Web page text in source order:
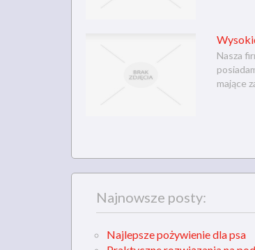
Nasza
mające
Najnowsze posty:
Najlepsze pożywienie dla psa